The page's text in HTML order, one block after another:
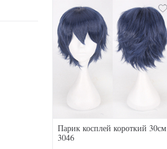
Парик косплей короткий 30см
3046